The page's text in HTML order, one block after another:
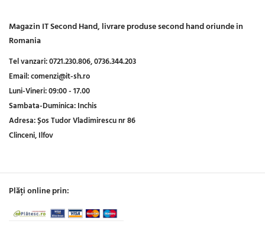
Magazin IT Second Hand, livrare produse second hand oriunde in
Romania
Tel vanzari:0721.230.806,0736.344.203
Email:comenzi@it-sh.ro
Luni-Vineri:09:00 - 17.00
Sambata-Duminica:Inchis
Adresa:Șos Tudor Vladimirescu nr 86
Clinceni, Ilfov
Plăți online prin: